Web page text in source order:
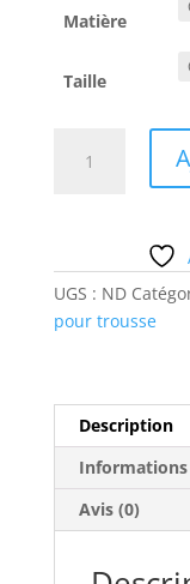
Matière
Taille
UGS : ND
pour trousse
Description
Avis (0)